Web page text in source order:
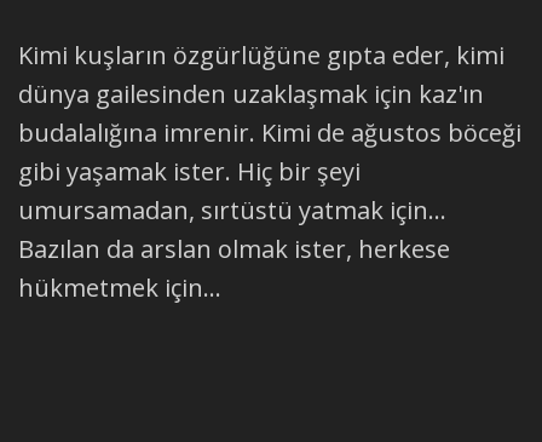
Kimi kuşların özgürlüğüne gıpta eder, kimi
dünya gailesinden uzaklaşmak için kaz'ın
budalalığına imrenir. Kimi de ağustos böceği
gibi yaşamak ister. Hiç bir şeyi
umursamadan, sırtüstü yatmak için...
Bazılan da arslan olmak ister, herkese
hükmetmek için...